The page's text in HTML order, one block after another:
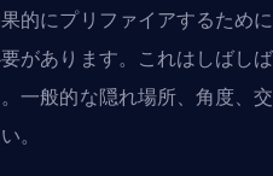
的にプリファイアするため
があります。これはしばし
一般的な隠れ場所、角度、
。